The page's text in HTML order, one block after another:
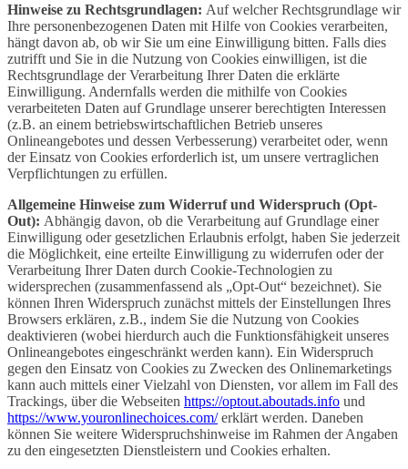
Hinweise zu Rechtsgrundlagen: Auf welcher Rechtsgrundlage wir
Ihre personenbezogenen Daten mit Hilfe von Cookies verarbeiten,
hängt davon ab, ob wir Sie um eine Einwilligung bitten. Falls dies
zutrifft und Sie in die Nutzung von Cookies einwilligen, ist die
Rechtsgrundlage der Verarbeitung Ihrer Daten die erklärte
Einwilligung. Andernfalls werden die mithilfe von Cookies
verarbeiteten Daten auf Grundlage unserer berechtigten Interessen
(z.B. an einem betriebswirtschaftlichen Betrieb unseres
Onlineangebotes und dessen Verbesserung) verarbeitet oder, wenn
der Einsatz von Cookies erforderlich ist, um unsere vertraglichen
Verpflichtungen zu erfüllen.
Allgemeine Hinweise zum Widerruf und Widerspruch (Opt-
Out): Abhängig davon, ob die Verarbeitung auf Grundlage einer
Einwilligung oder gesetzlichen Erlaubnis erfolgt, haben Sie jederzeit
die Möglichkeit, eine erteilte Einwilligung zu widerrufen oder der
Verarbeitung Ihrer Daten durch Cookie-Technologien zu
widersprechen (zusammenfassend als „Opt-Out“ bezeichnet). Sie
können Ihren Widerspruch zunächst mittels der Einstellungen Ihres
Browsers erklären, z.B., indem Sie die Nutzung von Cookies
deaktivieren (wobei hierdurch auch die Funktionsfähigkeit unseres
Onlineangebotes eingeschränkt werden kann). Ein Widerspruch
gegen den Einsatz von Cookies zu Zwecken des Onlinemarketings
kann auch mittels einer Vielzahl von Diensten, vor allem im Fall des
Trackings, über die Webseiten https://optout.aboutads.info und
https://www.youronlinechoices.com/erklärt werden. Daneben
können Sie weitere Widerspruchshinweise im Rahmen der Angaben
zu den eingesetzten Dienstleistern und Cookies erhalten.